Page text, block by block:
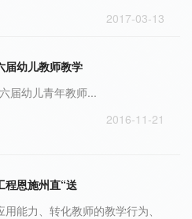
2017-03-13
届幼儿教师教学
届幼儿青年教师...
2016-11-21
程恩施州直“送
能力、转化教师的教学行为、